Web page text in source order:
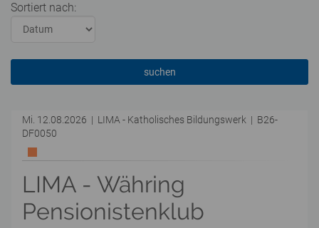
Sortiert nach:
suchen
Mi. 12.08.2026 | LIMA - Katholisches Bildungswerk | B26-
DF0050
LIMA - Währing
Pensionistenklub